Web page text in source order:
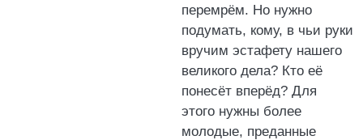
перемрём. Но нужно
подумать, кому, в чьи руки
вручим эстафету нашего
великого дела? Кто её
понесёт вперёд? Для
этого нужны более
молодые, преданные